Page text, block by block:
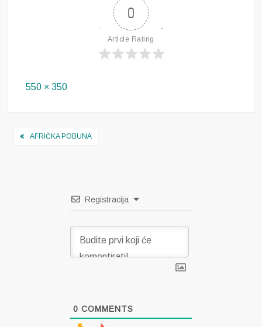
0
Article Rating
Full
550 × 350
Navigacija
AFRIČKA POBUNA
Registracija
0 COMMENTS